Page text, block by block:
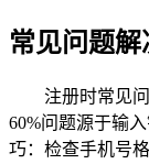
常见问题
注册时常见
60%问题源于输
巧：检查手机号